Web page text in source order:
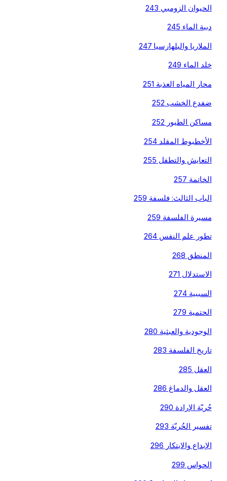
الحيوان الزومبي 243
دببة الماء 245
الملاريا والبلهارسيا 247
خلد الماء 249
محار المياه العذبة 251
ضفدع الخشب 252
مساكن الطيور 252
الأخطبوط المقلد 254
التعايش والتطفل 255
الخاتمة 257
الباب الثالث: فلسفة 259
مسيرة الفلسفة 259
تطور علم النفس 264
المنطق 268
الاستدلال 271
السببية 274
الحتمية 279
الوجودية والعبثية 280
تاريخ الفلسفة 283
العقل 285
العقل والدماغ 286
حُريّة الإرادة 290
تفسير الحُريّة 293
الإبداع والابتكار 296
الحواس 299